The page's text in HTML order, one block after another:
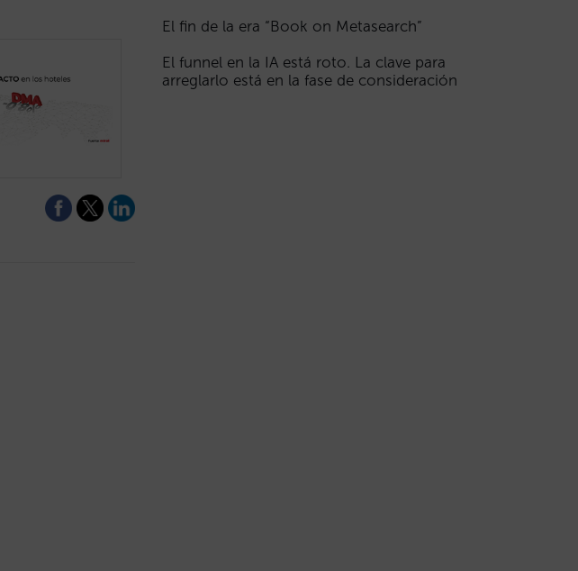
El fin de la era “Book on Metasearch”
El funnel en la IA está roto. La clave para
arreglarlo está en la fase de consideración